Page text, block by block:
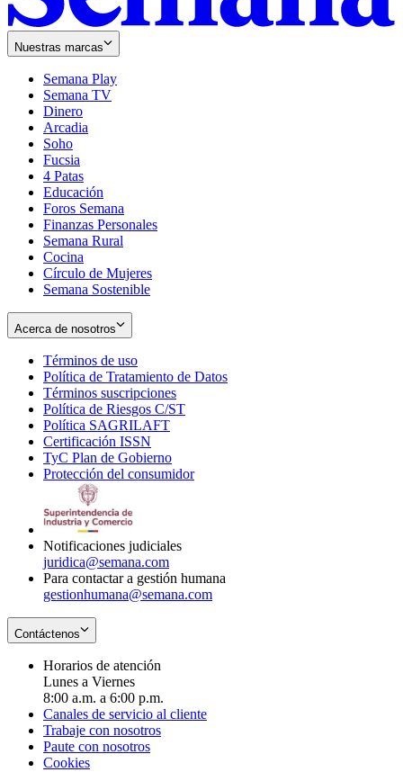
Nuestras marcas
Semana Play
Semana TV
Dinero
Arcadia
Soho
in
new
window
Fucsia
in
new
window
4 Patas
Educación
Foros Semana
Finanzas Personales
Semana Rural
Cocina
Círculo de Mujeres
Semana Sostenible
Acerca de nosotros
Términos de uso
in
new
window
Política de Tratamiento de Datos
Términos suscripciones
in
Política de Riesgos C/ST
Política SAGRILAFT
new
window
Certificación ISSN
in
new
TyC Plan de Gobierno
in
Protección del consumidorOpens
Notificaciones judiciales
juridica@semana.com
Para contactar a gestión humana
gestionhumana@semana.com
Contáctenos
Horarios de atención
Lunes a Viernes
8:00 a.m. a 6:00 p.m.
Canales de servicio al cliente
Trabaje con nosotros
Paute con nosotros
Cookies